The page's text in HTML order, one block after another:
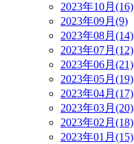
2023年10月(16)
2023年09月(9)
2023年08月(14)
2023年07月(12)
2023年06月(21)
2023年05月(19)
2023年04月(17)
2023年03月(20)
2023年02月(18)
2023年01月(15)